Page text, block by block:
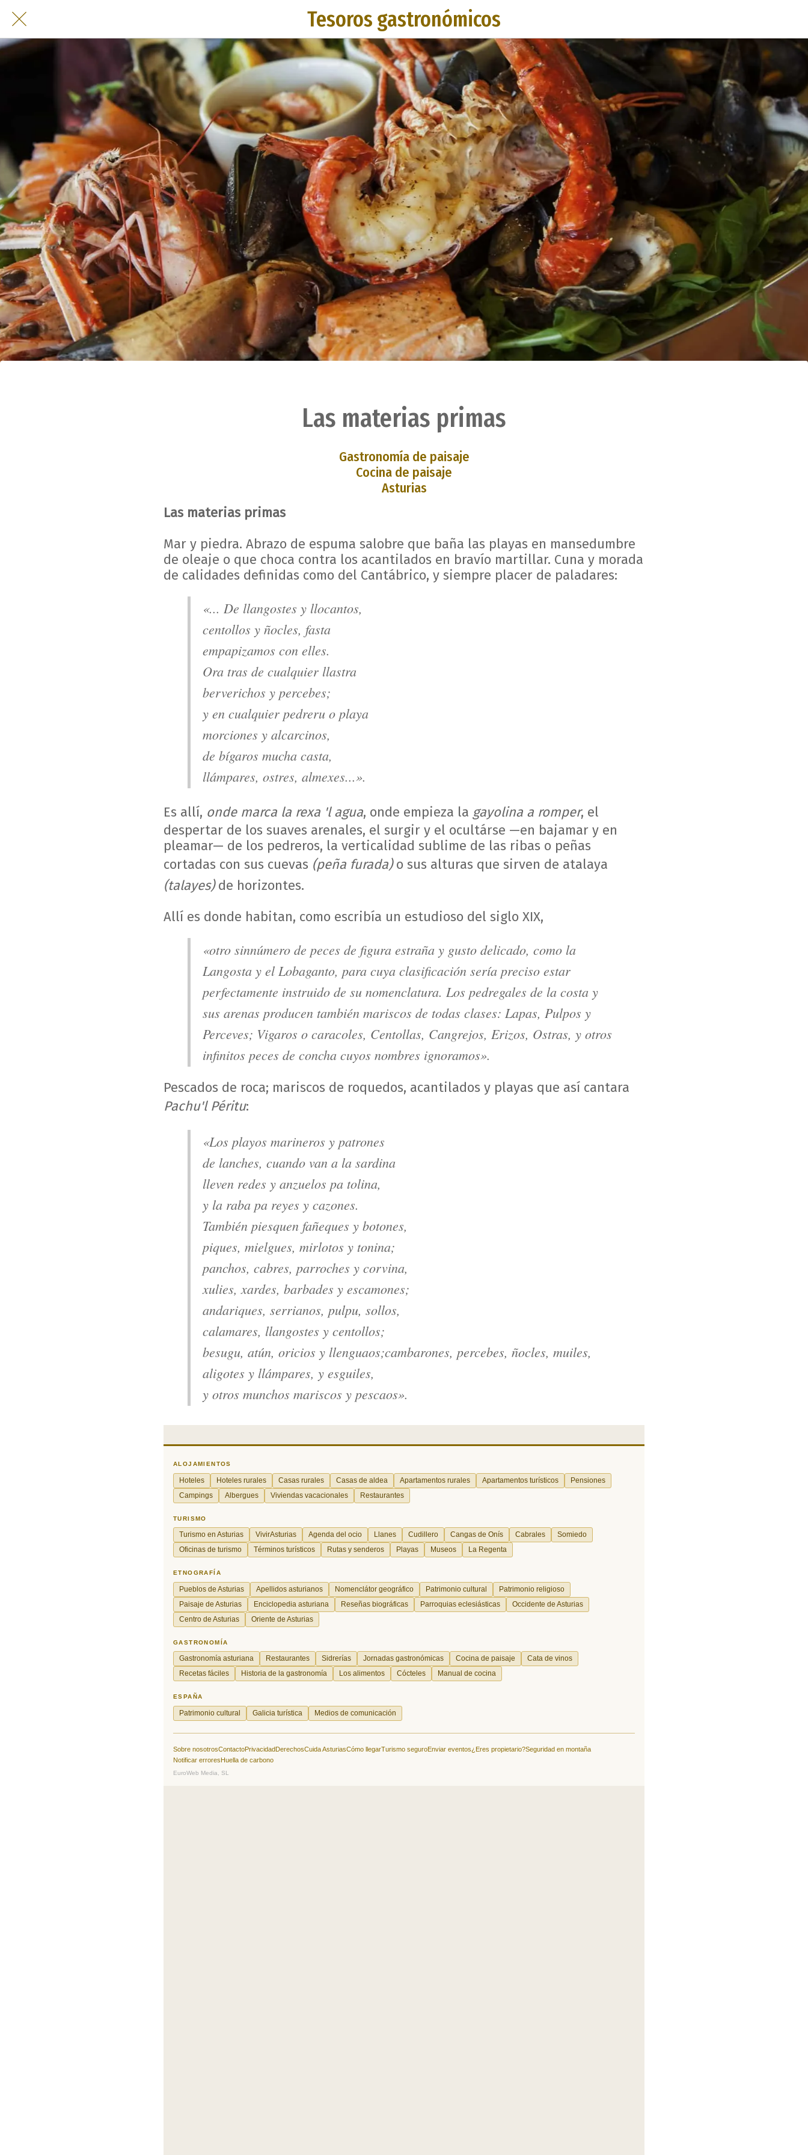
Tesoros gastronómicos
Las materias primas
Gastronomía de paisaje
Cocina de paisaje
Asturias
Las materias primas
Mar y piedra. Abrazo de espuma salobre que baña las playas en mansedumbre
de oleaje o que choca contra los acantilados en bravío martillar. Cuna y morada
de calidades definidas como del Cantábrico, y siempre placer de paladares:
«... De llangostes y llocantos,
centollos y ñocles, fasta
empapizamos con elles.
Ora tras de cualquier llastra
berverichos y percebes;
y en cualquier pedreru o playa
morciones y alcarcinos,
de bígaros mucha casta,
llámpares, ostres, almexes...».
Es allí, onde marca la rexa 'l agua, onde empieza la gayolina a romper, el
despertar de los suaves arenales, el surgir y el ocultárse —en bajamar y en
pleamar— de los pedreros, la verticalidad sublime de las ribas o peñas
cortadas con sus cuevas (peña furada)o sus alturas que sirven de atalaya
(talayes)de horizontes.
Allí es donde habitan, como escribía un estudioso del siglo XIX,
«otro sinnúmero de peces de figura estraña y gusto delicado, como la
Langosta y el Lobaganto, para cuya clasificación sería preciso estar
perfectamente instruido de su nomenclatura. Los pedregales de la costa y
sus arenas producen también mariscos de todas clases: Lapas, Pulpos y
Perceves; Vigaros o caracoles, Centollas, Cangrejos, Erizos, Ostras, y otros
infinitos peces de concha cuyos nombres ignoramos».
Pescados de roca; mariscos de roquedos, acantilados y playas que así cantara
Pachu'l Péritu:
«Los playos marineros y patrones
de lanches, cuando van a la sardina
lleven redes y anzuelos pa tolina,
y la raba pa reyes y cazones.
También piesquen fañeques y botones,
piques, mielgues, mirlotos y tonina;
panchos, cabres, parroches y corvina,
xulies, xardes, barbades y escamones;
andariques, serrianos, pulpu, sollos,
calamares, llangostes y centollos;
besugu, atún, oricios y llenguaos;cambarones, percebes, ñocles, muiles,
aligotes y llámpares, y esguiles,
y otros munchos mariscos y pescaos».